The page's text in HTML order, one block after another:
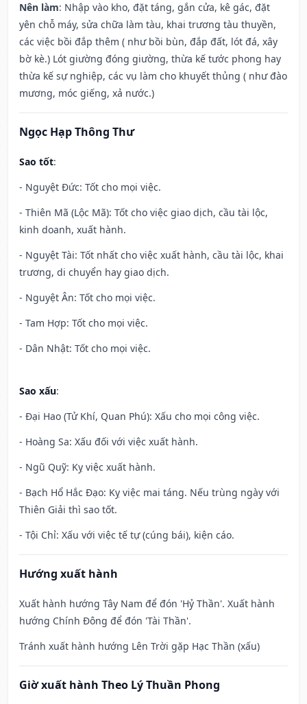
Nên làm: Nhập vào kho, đặt táng, gắn cửa, kê gác, đặt
yên chỗ máy, sửa chữa làm tàu, khai trương tàu thuyền,
các việc bồi đắp thêm ( như bồi bùn, đắp đất, lót đá, xây
bờ kè.) Lót giường đóng giường, thừa kế tước phong hay
thừa kế sự nghiệp, các vụ làm cho khuyết thủng ( như đào
mương, móc giếng, xả nước.)
Ngọc Hạp Thông Thư
Sao tốt:
- Nguyệt Đức: Tốt cho mọi việc.
- Thiên Mã (Lộc Mã): Tốt cho việc giao dịch, cầu tài lộc,
kinh doanh, xuất hành.
- Nguyệt Tài: Tốt nhất cho việc xuất hành, cầu tài lộc, khai
trương, di chuyển hay giao dịch.
- Nguyệt Ân: Tốt cho mọi việc.
- Tam Hợp: Tốt cho mọi việc.
- Dân Nhật: Tốt cho mọi việc.
Sao xấu:
- Đại Hao (Tử Khí, Quan Phú): Xấu cho mọi công việc.
- Hoàng Sa: Xấu đối với việc xuất hành.
- Ngũ Quỹ: Kỵ việc xuất hành.
- Bạch Hổ Hắc Đạo: Kỵ việc mai táng. Nếu trùng ngày với
Thiên Giải thì sao tốt.
- Tội Chỉ: Xấu với việc tế tự (cúng bái), kiện cáo.
Hướng xuất hành
Xuất hành hướng Tây Nam để đón 'Hỷ Thần'. Xuất hành
hướng Chính Đông để đón 'Tài Thần'.
Tránh xuất hành hướng Lên Trời gặp Hạc Thần (xấu)
Giờ xuất hành Theo Lý Thuần Phong